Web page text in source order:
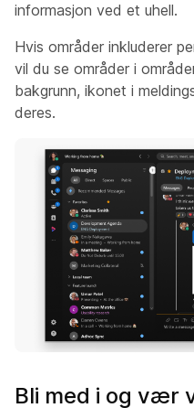
informasjon ved et uhell.
Hvis områder inkluderer
vil du se områder i
bakgrunn, ikonet i
deres.
Bli med i og vær